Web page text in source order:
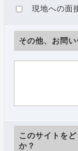
現地への面
その他、お問
このサイトを
か？